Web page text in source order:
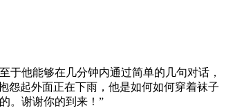
他能够在几分钟内通过简单的几句对话，
怨起外面正在下雨，他是如何如何穿着袜子
。谢谢你的到来！”